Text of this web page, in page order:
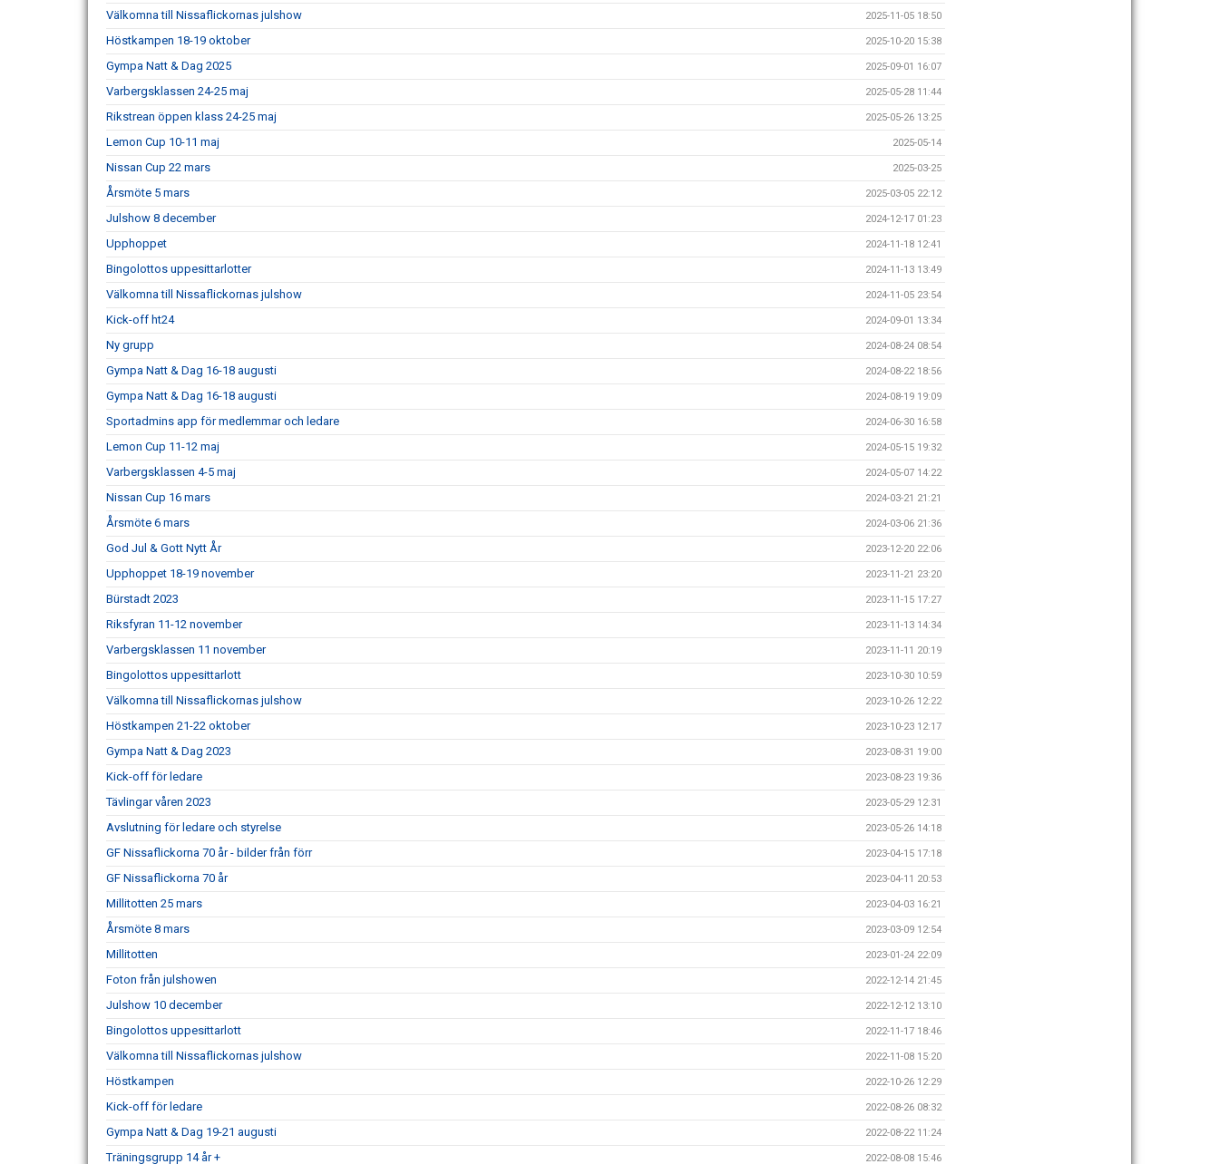
Välkomna till Nissaflickornas julshow 2025-11-05 18:50
Höstkampen 18-19 oktober 2025-10-20 15:38
Gympa Natt & Dag 2025 2025-09-01 16:07
Varbergsklassen 24-25 maj 2025-05-28 11:44
Rikstrean öppen klass 24-25 maj 2025-05-26 13:25
Lemon Cup 10-11 maj 2025-05-14
Nissan Cup 22 mars 2025-03-25
Årsmöte 5 mars 2025-03-05 22:12
Julshow 8 december 2024-12-17 01:23
Upphoppet 2024-11-18 12:41
Bingolottos uppesittarlotter 2024-11-13 13:49
Välkomna till Nissaflickornas julshow 2024-11-05 23:54
Kick-off ht24 2024-09-01 13:34
Ny grupp 2024-08-24 08:54
Gympa Natt & Dag 16-18 augusti 2024-08-22 18:56
Gympa Natt & Dag 16-18 augusti 2024-08-19 19:09
Sportadmins app för medlemmar och ledare 2024-06-30 16:58
Lemon Cup 11-12 maj 2024-05-15 19:32
Varbergsklassen 4-5 maj 2024-05-07 14:22
Nissan Cup 16 mars 2024-03-21 21:21
Årsmöte 6 mars 2024-03-06 21:36
God Jul & Gott Nytt År 2023-12-20 22:06
Upphoppet 18-19 november 2023-11-21 23:20
Bürstadt 2023 2023-11-15 17:27
Riksfyran 11-12 november 2023-11-13 14:34
Varbergsklassen 11 november 2023-11-11 20:19
Bingolottos uppesittarlott 2023-10-30 10:59
Välkomna till Nissaflickornas julshow 2023-10-26 12:22
Höstkampen 21-22 oktober 2023-10-23 12:17
Gympa Natt & Dag 2023 2023-08-31 19:00
Kick-off för ledare 2023-08-23 19:36
Tävlingar våren 2023 2023-05-29 12:31
Avslutning för ledare och styrelse 2023-05-26 14:18
GF Nissaflickorna 70 år - bilder från förr 2023-04-15 17:18
GF Nissaflickorna 70 år 2023-04-11 20:53
Millitotten 25 mars 2023-04-03 16:21
Årsmöte 8 mars 2023-03-09 12:54
Millitotten 2023-01-24 22:09
Foton från julshowen 2022-12-14 21:45
Julshow 10 december 2022-12-12 13:10
Bingolottos uppesittarlott 2022-11-17 18:46
Välkomna till Nissaflickornas julshow 2022-11-08 15:20
Höstkampen 2022-10-26 12:29
Kick-off för ledare 2022-08-26 08:32
Gympa Natt & Dag 19-21 augusti 2022-08-22 11:24
Träningsgrupp 14 år + 2022-08-08 15:46